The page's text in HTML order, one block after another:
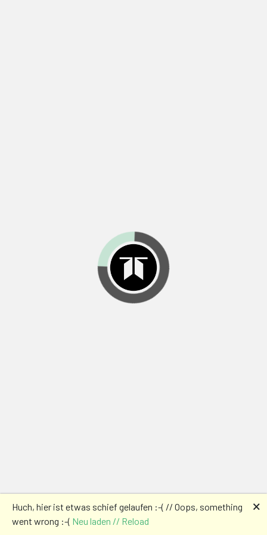
Huch, hier ist etwas schief gelaufen :-( // Oops, something
went wrong :-( Neu laden // Reload
🗙